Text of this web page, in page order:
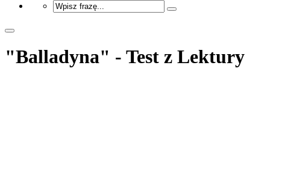
"Balladyna" - Test z Lektury